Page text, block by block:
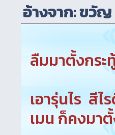
อ้างจาก: ขวัญ
ลืมมาตั้งกร
เอารุ่นไร
เมน ก็คงมา